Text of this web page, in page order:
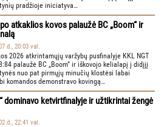
pradžioje iniciatyva…
atkaklios kovos palaužė BC „Boom“ ir
d., 20:03 val.
2026 atkrintamųjų varžybų pusfinalyje KKL NGT
palaužė BC „Boom“ ir iškovojo kelialapį į didįjį
nuo pat pirmųjų minučių klostėsi labai
komandos demonstravo kovingą…
dominavo ketvirtfinalyje ir užtikrintai žengė
d., 22:41 val.